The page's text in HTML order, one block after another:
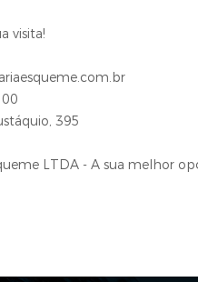
visita!
395
LTDA - A sua melhor